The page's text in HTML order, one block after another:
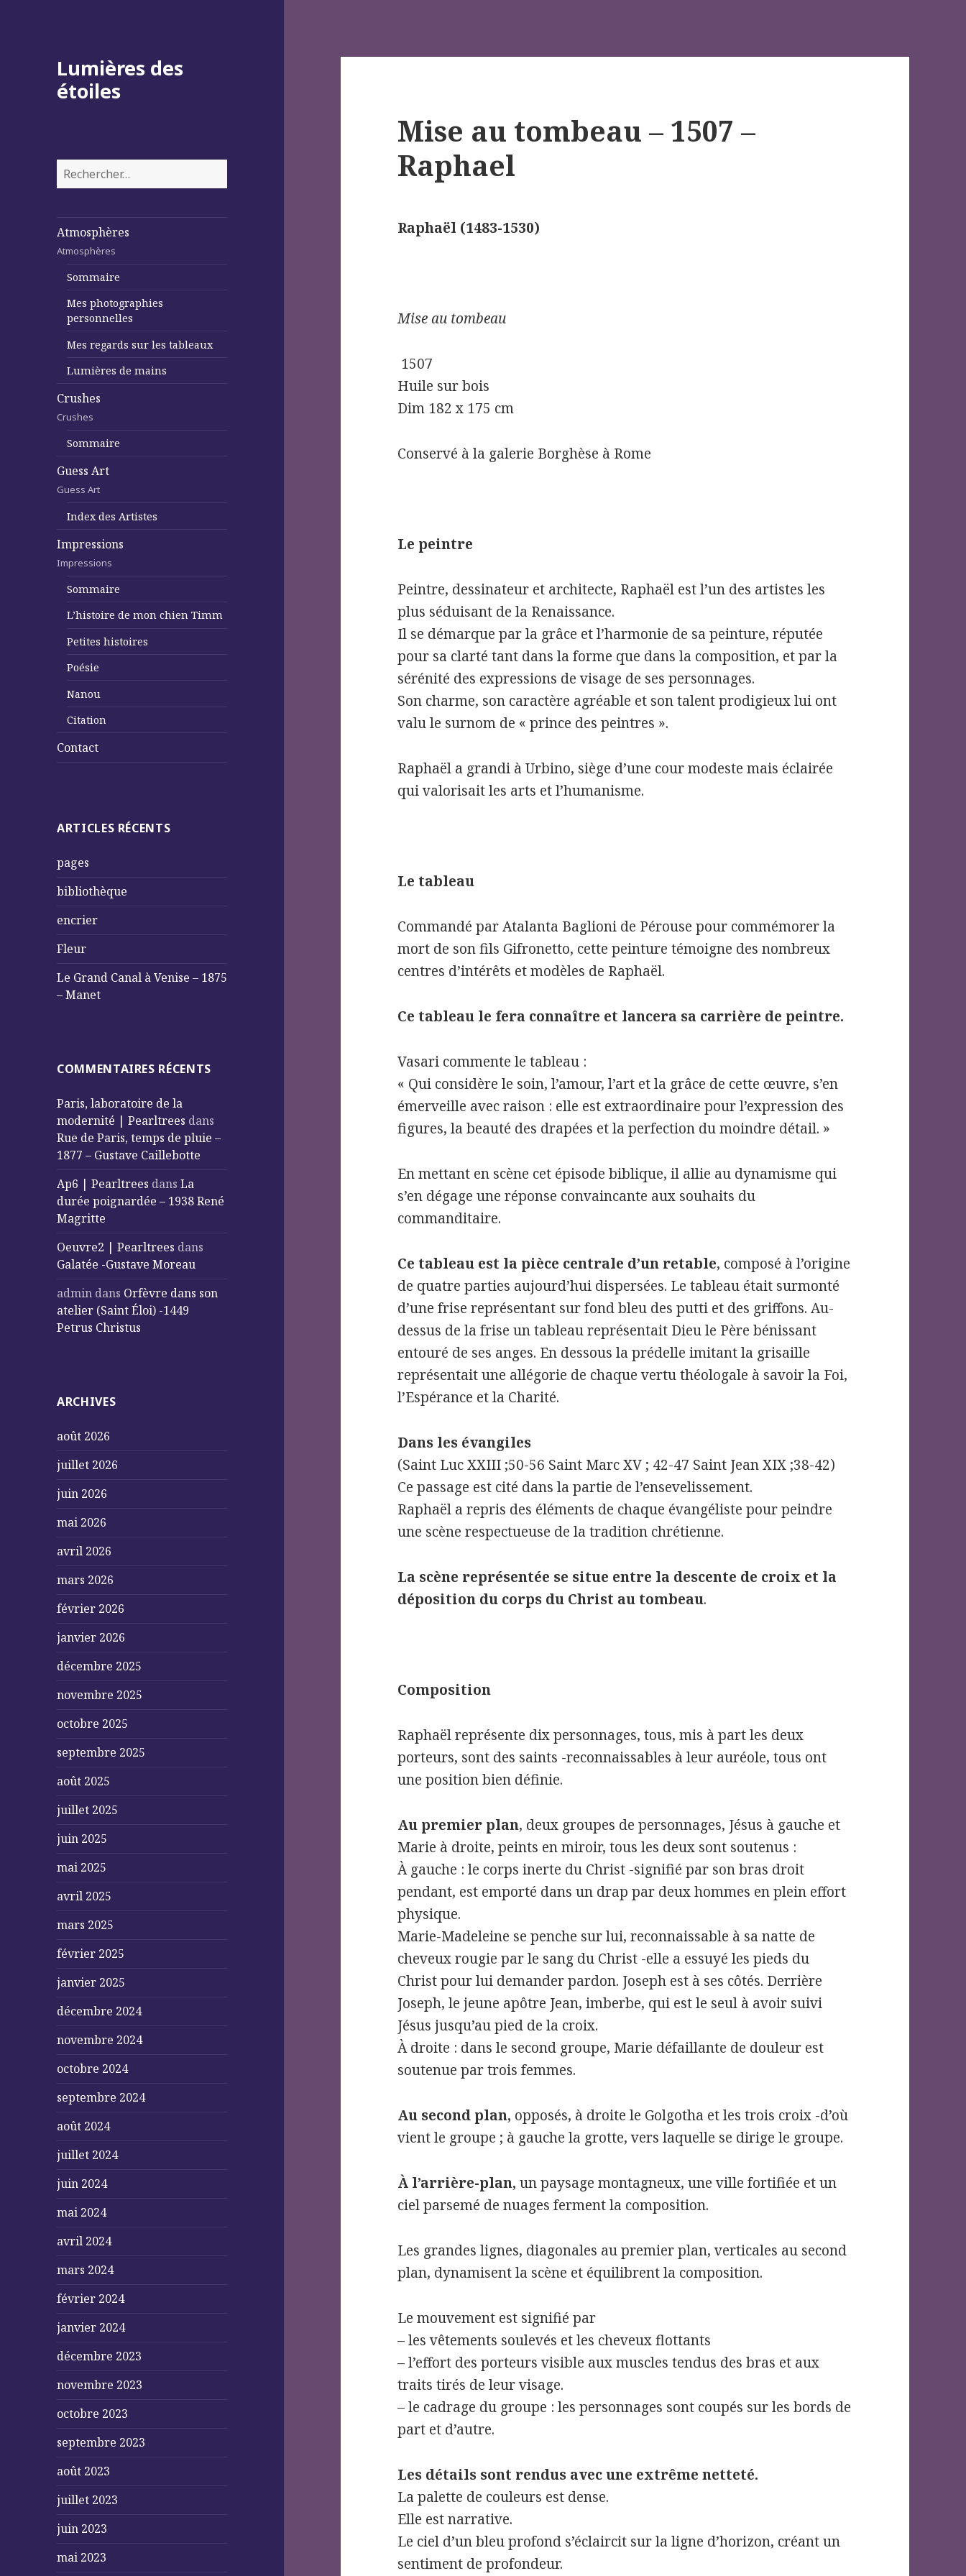
Lumières des
étoiles
Rechercher :
Atmosphères
Atmosphères
Sommaire
Mes photographies
personnelles
Mes regards sur les tableaux
Lumières de mains
Crushes
Crushes
Sommaire
Guess Art
Guess Art
Index des Artistes
Impressions
Impressions
Sommaire
L’histoire de mon chien Timm
Petites histoires
Poésie
Nanou
Citation
Contact
ARTICLES RÉCENTS
pages
bibliothèque
encrier
Fleur
Le Grand Canal à Venise – 1875
– Manet
COMMENTAIRES RÉCENTS
Paris, laboratoire de la
modernité | Pearltrees dans
Rue de Paris, temps de pluie –
1877 – Gustave Caillebotte
Ap6 | Pearltrees dansLa
durée poignardée – 1938 René
Magritte
Oeuvre2 | Pearltrees dans
Galatée -Gustave Moreau
admin dans Orfèvre dans son
atelier (Saint Éloi) -1449
Petrus Christus
ARCHIVES
août 2026
juillet 2026
juin 2026
mai 2026
avril 2026
mars 2026
février 2026
janvier 2026
décembre 2025
novembre 2025
octobre 2025
septembre 2025
août 2025
juillet 2025
juin 2025
mai 2025
avril 2025
mars 2025
février 2025
janvier 2025
décembre 2024
novembre 2024
octobre 2024
septembre 2024
août 2024
juillet 2024
juin 2024
mai 2024
avril 2024
mars 2024
février 2024
janvier 2024
décembre 2023
novembre 2023
octobre 2023
septembre 2023
août 2023
juillet 2023
juin 2023
mai 2023
Mise au tombeau – 1507 –
Raphael
Raphaël (1483-1530)
Mise au tombeau
1507
Huile sur bois
Dim 182 x 175 cm
Conservé à la galerie Borghèse à Rome
Le peintre
Peintre, dessinateur et architecte, Raphaël est l’un des artistes les
plus séduisant de la Renaissance.
Il se démarque par la grâce et l’harmonie de sa peinture, réputée
pour sa clarté tant dans la forme que dans la composition, et par la
sérénité des expressions de visage de ses personnages.
Son charme, son caractère agréable et son talent prodigieux lui ont
valu le surnom de « prince des peintres ».
Raphaël a grandi à Urbino, siège d’une cour modeste mais éclairée
qui valorisait les arts et l’humanisme.
Le tableau
Commandé par Atalanta Baglioni de Pérouse pour commémorer la
mort de son fils Gifronetto, cette peinture témoigne des nombreux
centres d’intérêts et modèles de Raphaël.
Ce tableau le fera connaître et lancera sa carrière de peintre.
Vasari commente le tableau :
« Qui considère le soin, l’amour, l’art et la grâce de cette œuvre, s’en
émerveille avec raison : elle est extraordinaire pour l’expression des
figures, la beauté des drapées et la perfection du moindre détail. »
En mettant en scène cet épisode biblique, il allie au dynamisme qui
s’en dégage une réponse convaincante aux souhaits du
commanditaire.
Ce tableau est la pièce centrale d’un retable, composé à l’origine
de quatre parties aujourd’hui dispersées. Le tableau était surmonté
d’une frise représentant sur fond bleu des putti et des griffons. Au-
dessus de la frise un tableau représentait Dieu le Père bénissant
entouré de ses anges. En dessous la prédelle imitant la grisaille
représentait une allégorie de chaque vertu théologale à savoir la Foi,
l’Espérance et la Charité.
Dans les évangiles
(Saint Luc XXIII ;50-56 Saint Marc XV ; 42-47 Saint Jean XIX ;38-42)
Ce passage est cité dans la partie de l’ensevelissement.
Raphaël a repris des éléments de chaque évangéliste pour peindre
une scène respectueuse de la tradition chrétienne.
La scène représentée se situe entre la descente de croix et la
déposition du corps du Christ au tombeau.
Composition
Raphaël représente dix personnages, tous, mis à part les deux
porteurs, sont des saints -reconnaissables à leur auréole, tous ont
une position bien définie.
Au premier plan, deux groupes de personnages, Jésus à gauche et
Marie à droite, peints en miroir, tous les deux sont soutenus :
À gauche : le corps inerte du Christ -signifié par son bras droit
pendant, est emporté dans un drap par deux hommes en plein effort
physique.
Marie-Madeleine se penche sur lui, reconnaissable à sa natte de
cheveux rougie par le sang du Christ -elle a essuyé les pieds du
Christ pour lui demander pardon. Joseph est à ses côtés. Derrière
Joseph, le jeune apôtre Jean, imberbe, qui est le seul à avoir suivi
Jésus jusqu’au pied de la croix.
À droite : dans le second groupe, Marie défaillante de douleur est
soutenue par trois femmes.
Au second plan, opposés, à droite le Golgotha et les trois croix -d’où
vient le groupe ; à gauche la grotte, vers laquelle se dirige le groupe.
À l’arrière-plan,un paysage montagneux, une ville fortifiée et un
ciel parsemé de nuages ferment la composition.
Les grandes lignes, diagonales au premier plan, verticales au second
plan, dynamisent la scène et équilibrent la composition.
Le mouvement est signifié par
– les vêtements soulevés et les cheveux flottants
– l’effort des porteurs visible aux muscles tendus des bras et aux
traits tirés de leur visage.
– le cadrage du groupe : les personnages sont coupés sur les bords de
part et d’autre.
Les détails sont rendus avec une extrême netteté.
La palette de couleurs est dense.
Elle est narrative.
Le ciel d’un bleu profond s’éclaircit sur la ligne d’horizon, créant un
sentiment de profondeur.